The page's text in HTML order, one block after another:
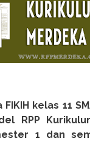
FIKIH kelas 11
RPP
1 dan